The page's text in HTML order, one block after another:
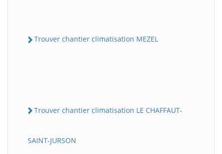
Trouver chantier climatisation MEZEL
Trouver chantier climatisation LE CHAFFAUT-
SAINT-JURSON